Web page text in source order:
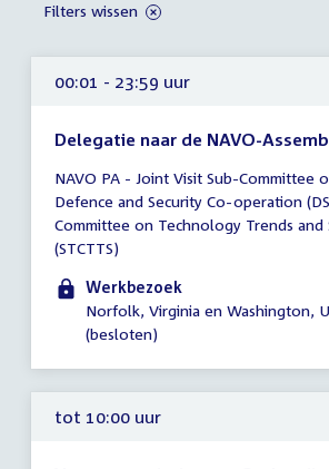
00:01 - 23:59 uur
Delegatie naar de NAVO-
vergadering
00:01
-
23:59
uur
NAVO PA - Joint Visit Sub-Committee
Defence and Security Co-operation
Committee on Technology Trends and
(STCTTS)
Werkbezoek
Norfolk, Virginia en Washington,
(besloten)
tot 10:00 uur
Filters wissen